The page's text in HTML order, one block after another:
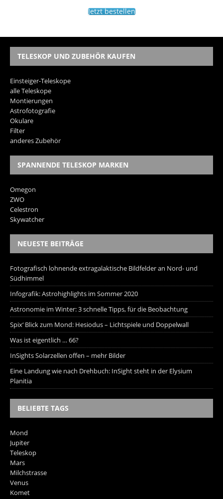
Jetzt bestellen
TELESKOP UND ZUBEHÖR KAUFEN
Einsteiger-Teleskope
alle Teleskope
Montierungen
Astrofotografie
Okulare
Filter
anderes Zubehör
SPANNENDE TELESKOP MARKEN
Omegon
ZWO
Celestron
Skywatcher
NEUESTE BEITRÄGE
Fotografisch lohnende extragalaktische Bildfelder an Nord- und
Südhimmel
Infografik: Astrohighlights im Sommer 2020
Astronomie im Winter: 3 schnelle Tipps, für die Beobachtung
Spix‘ Blick zum Mond: Hesiodus – Lichtspiele und Doppelwall
Was ist eigentlich … 66?
InSights Solarzellen offen – mehr Bilder
Eine Landung wie nach Drehbuch: InSight steht in der Elysium
Planitia
BELIEBTE TAGS
Mond
Jupiter
Teleskop
Mars
Milchstrasse
Venus
Komet